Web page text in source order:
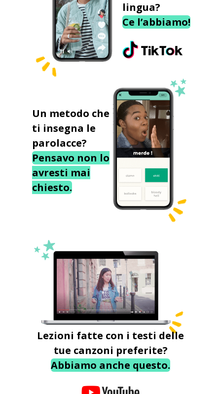
lingua?
Ce l’abbiamo!
Un metodo che
ti insegna le
parolacce?
Pensavo non lo
avresti mai
chiesto.
Lezioni fatte con i testi delle
tue canzoni preferite?
Abbiamo anche questo.